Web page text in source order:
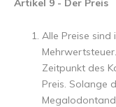
Artikel 9 - Der Preis
Alle Preise sind
Zeitpunkt des
Preis. Solange